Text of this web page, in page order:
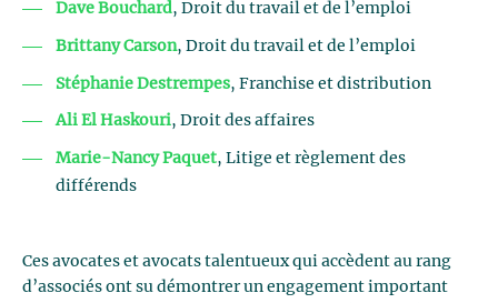
Dave Bouchard, Droit du travail et de l’emploi
Brittany Carson, Droit du travail et de l’emploi
Stéphanie Destrempes, Franchise et distribution
Ali El Haskouri, Droit des affaires
Marie-Nancy Paquet, Litige et règlement des
différends
Ces avocates et avocats talentueux qui accèdent au rang
d’associés ont su démontrer un engagement important